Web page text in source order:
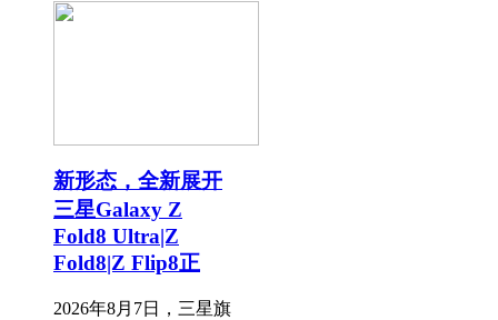
新形态，全新展开
三星Galaxy Z
Fold8 Ultra|Z
Fold8|Z Flip8正
2026年8月7日，三星旗